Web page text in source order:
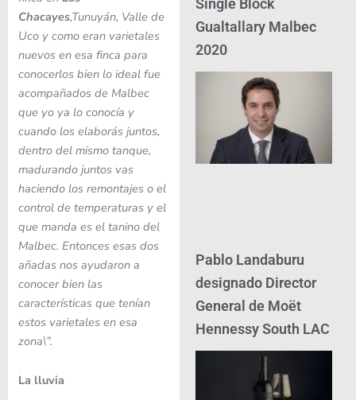
Chacayes,Tunuyán, Valle de
Uco y como eran varietales
nuevos en esa finca para
conocerlos bien lo ideal fue
acompañados de Malbec
que yo ya lo conocía y
cuando los elaborás juntos,
dentro del mismo tanque,
madurando juntos vas
haciendo los remontajes o el
control de temperaturas y el
que manda es el tanino del
Malbec. Entonces esas dos
añadas nos ayudaron a
conocer bien las
características que tenían
estos varietales en esa
zona\”.
La lluvia
Single Block
Gualtallary Malbec
2020
Pablo Landaburu
designado Director
General de Moët
Hennessy South LAC